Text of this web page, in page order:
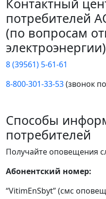
Контактный
потребителей
(по вопросам
электроэнергии)
8 (39561) 5-61-61
8-800-301-33-53(звонок
Способы
потребителей
Получайте оповещения
Абонентский номер:
“VitimEnSbyt” (смс